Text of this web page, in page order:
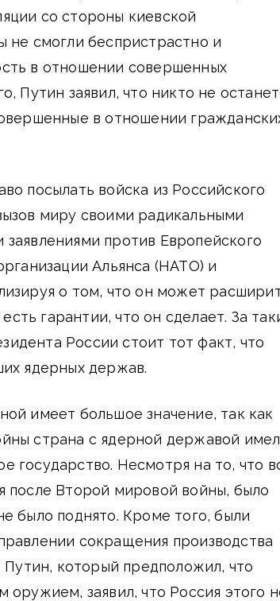
со стороны киевской
не смогли беспристрастно и
в отношении совершенных
Путин заявил, что никто не
в отношении
посылать войска из Российского
миру своими радикальными
против Европейского
Альянса (НАТО) и
о том, что он может
гарантии, что он сделает. За
России стоит тот факт, что
ядерных держав.
имеет большое значение, так как
страна с ядерной державой
государство. Несмотря на то, что
после Второй мировой войны, было
было поднято. Кроме того, были
сокращения производства
который предположил, что
оружием, заявил, что Россия этого